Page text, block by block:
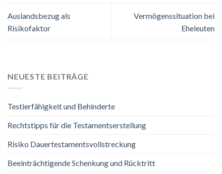
Auslandsbezug als
Risikofaktor
Vermögenssituation bei
Eheleuten
NEUESTE BEITRÄGE
Testierfähigkeit und Behinderte
Rechtstipps für die Testamentserstellung
Risiko Dauertestamentsvollstreckung
Beeinträchtigende Schenkung und Rücktritt